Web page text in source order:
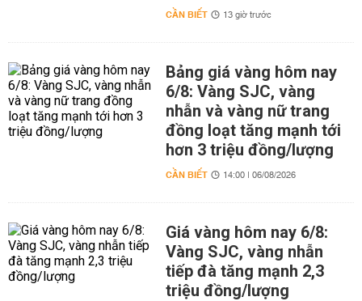
CẦN BIẾT 13 giờ trước
Bảng giá vàng hôm nay
6/8: Vàng SJC, vàng
nhẫn và vàng nữ trang
đồng loạt tăng mạnh tới
hơn 3 triệu đồng/lượng
CẦN BIẾT 14:00 | 06/08/2026
Giá vàng hôm nay 6/8:
Vàng SJC, vàng nhẫn
tiếp đà tăng mạnh 2,3
triệu đồng/lượng